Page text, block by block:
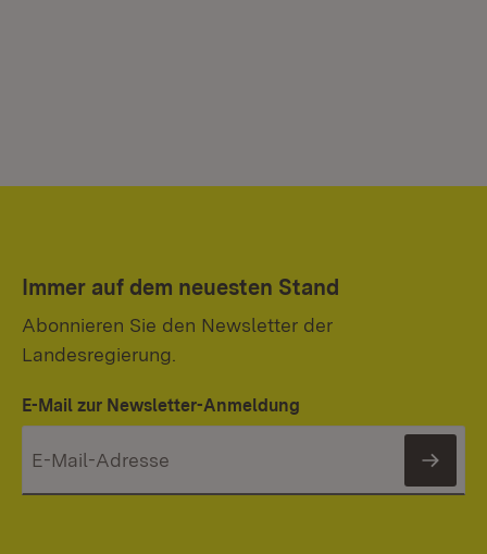
Immer auf dem neuesten Stand
Abonnieren Sie den Newsletter der
Landesregierung.
E-Mail zur Newsletter-Anmeldung